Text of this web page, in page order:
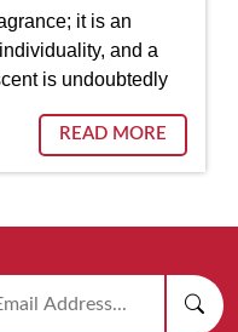
it is an
and a
is undoubtedly
of a perfume.
READ MORE